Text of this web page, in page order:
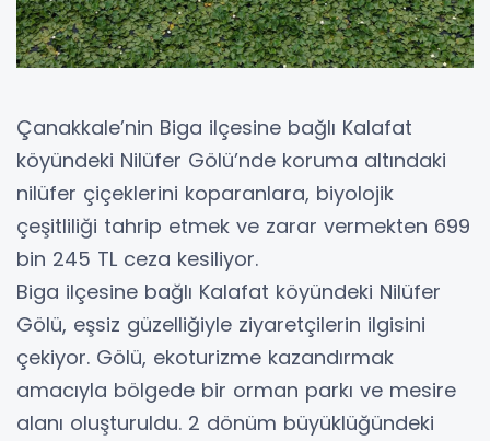
Çanakkale’nin Biga ilçesine bağlı Kalafat
köyündeki Nilüfer Gölü’nde koruma altındaki
nilüfer çiçeklerini koparanlara, biyolojik
çeşitliliği tahrip etmek ve zarar vermekten 699
bin 245 TL ceza kesiliyor.
Biga ilçesine bağlı Kalafat köyündeki Nilüfer
Gölü, eşsiz güzelliğiyle ziyaretçilerin ilgisini
çekiyor. Gölü, ekoturizme kazandırmak
amacıyla bölgede bir orman parkı ve mesire
alanı oluşturuldu. 2 dönüm büyüklüğündeki